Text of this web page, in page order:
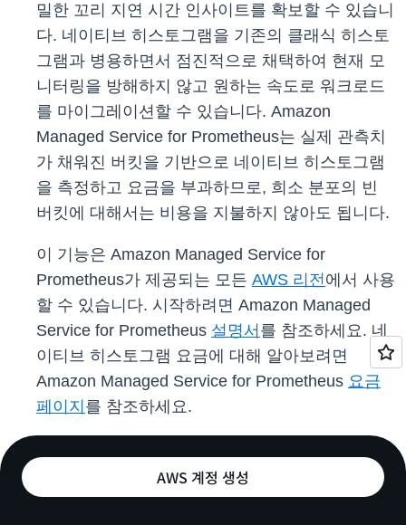
밀한 꼬리 지연 시간 인사이트를 확보할 수 있습니
다. 네이티브 히스토그램을 기존의 클래식 히스토
그램과 병용하면서 점진적으로 채택하여 현재 모
니터링을 방해하지 않고 원하는 속도로 워크로드
를 마이그레이션할 수 있습니다. Amazon
Managed Service for Prometheus는 실제 관측치
가 채워진 버킷을 기반으로 네이티브 히스토그램
을 측정하고 요금을 부과하므로, 희소 분포의 빈
버킷에 대해서는 비용을 지불하지 않아도 됩니다.
이 기능은 Amazon Managed Service for
Prometheus가 제공되는 모든 AWS 리전에서 사용
할 수 있습니다. 시작하려면 Amazon Managed
Service for Prometheus 설명서 를 참조하세요. 네
이티브 히스토그램 요금에 대해 알아보려면
Amazon Managed Service for Prometheus 요금
페이지 를 참조하세요.
AWS 계정 생성